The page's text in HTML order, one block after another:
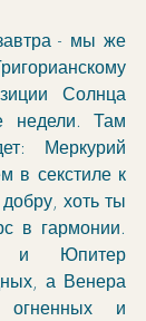
- мы же
Солнца
недели. Там
Меркурий
в секстиле к
хоть ты
в гармонии.
и Юпитер
а Венера
и